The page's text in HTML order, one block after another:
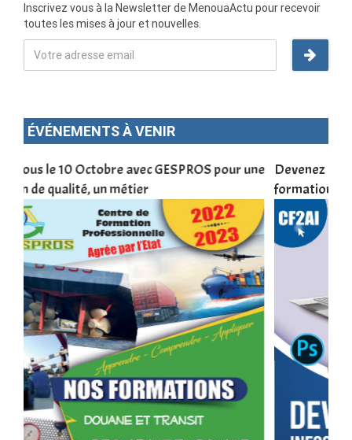
Inscrivez vous à la Newsletter de MenouaActu pour recevoir
toutes les mises à jour et nouvelles.
ÉVÉNEMENTS À VENIR
Devenez infographiste professionnel en 10 jours de
formation pratique. Dschang du 17 au 27 janvier 2022